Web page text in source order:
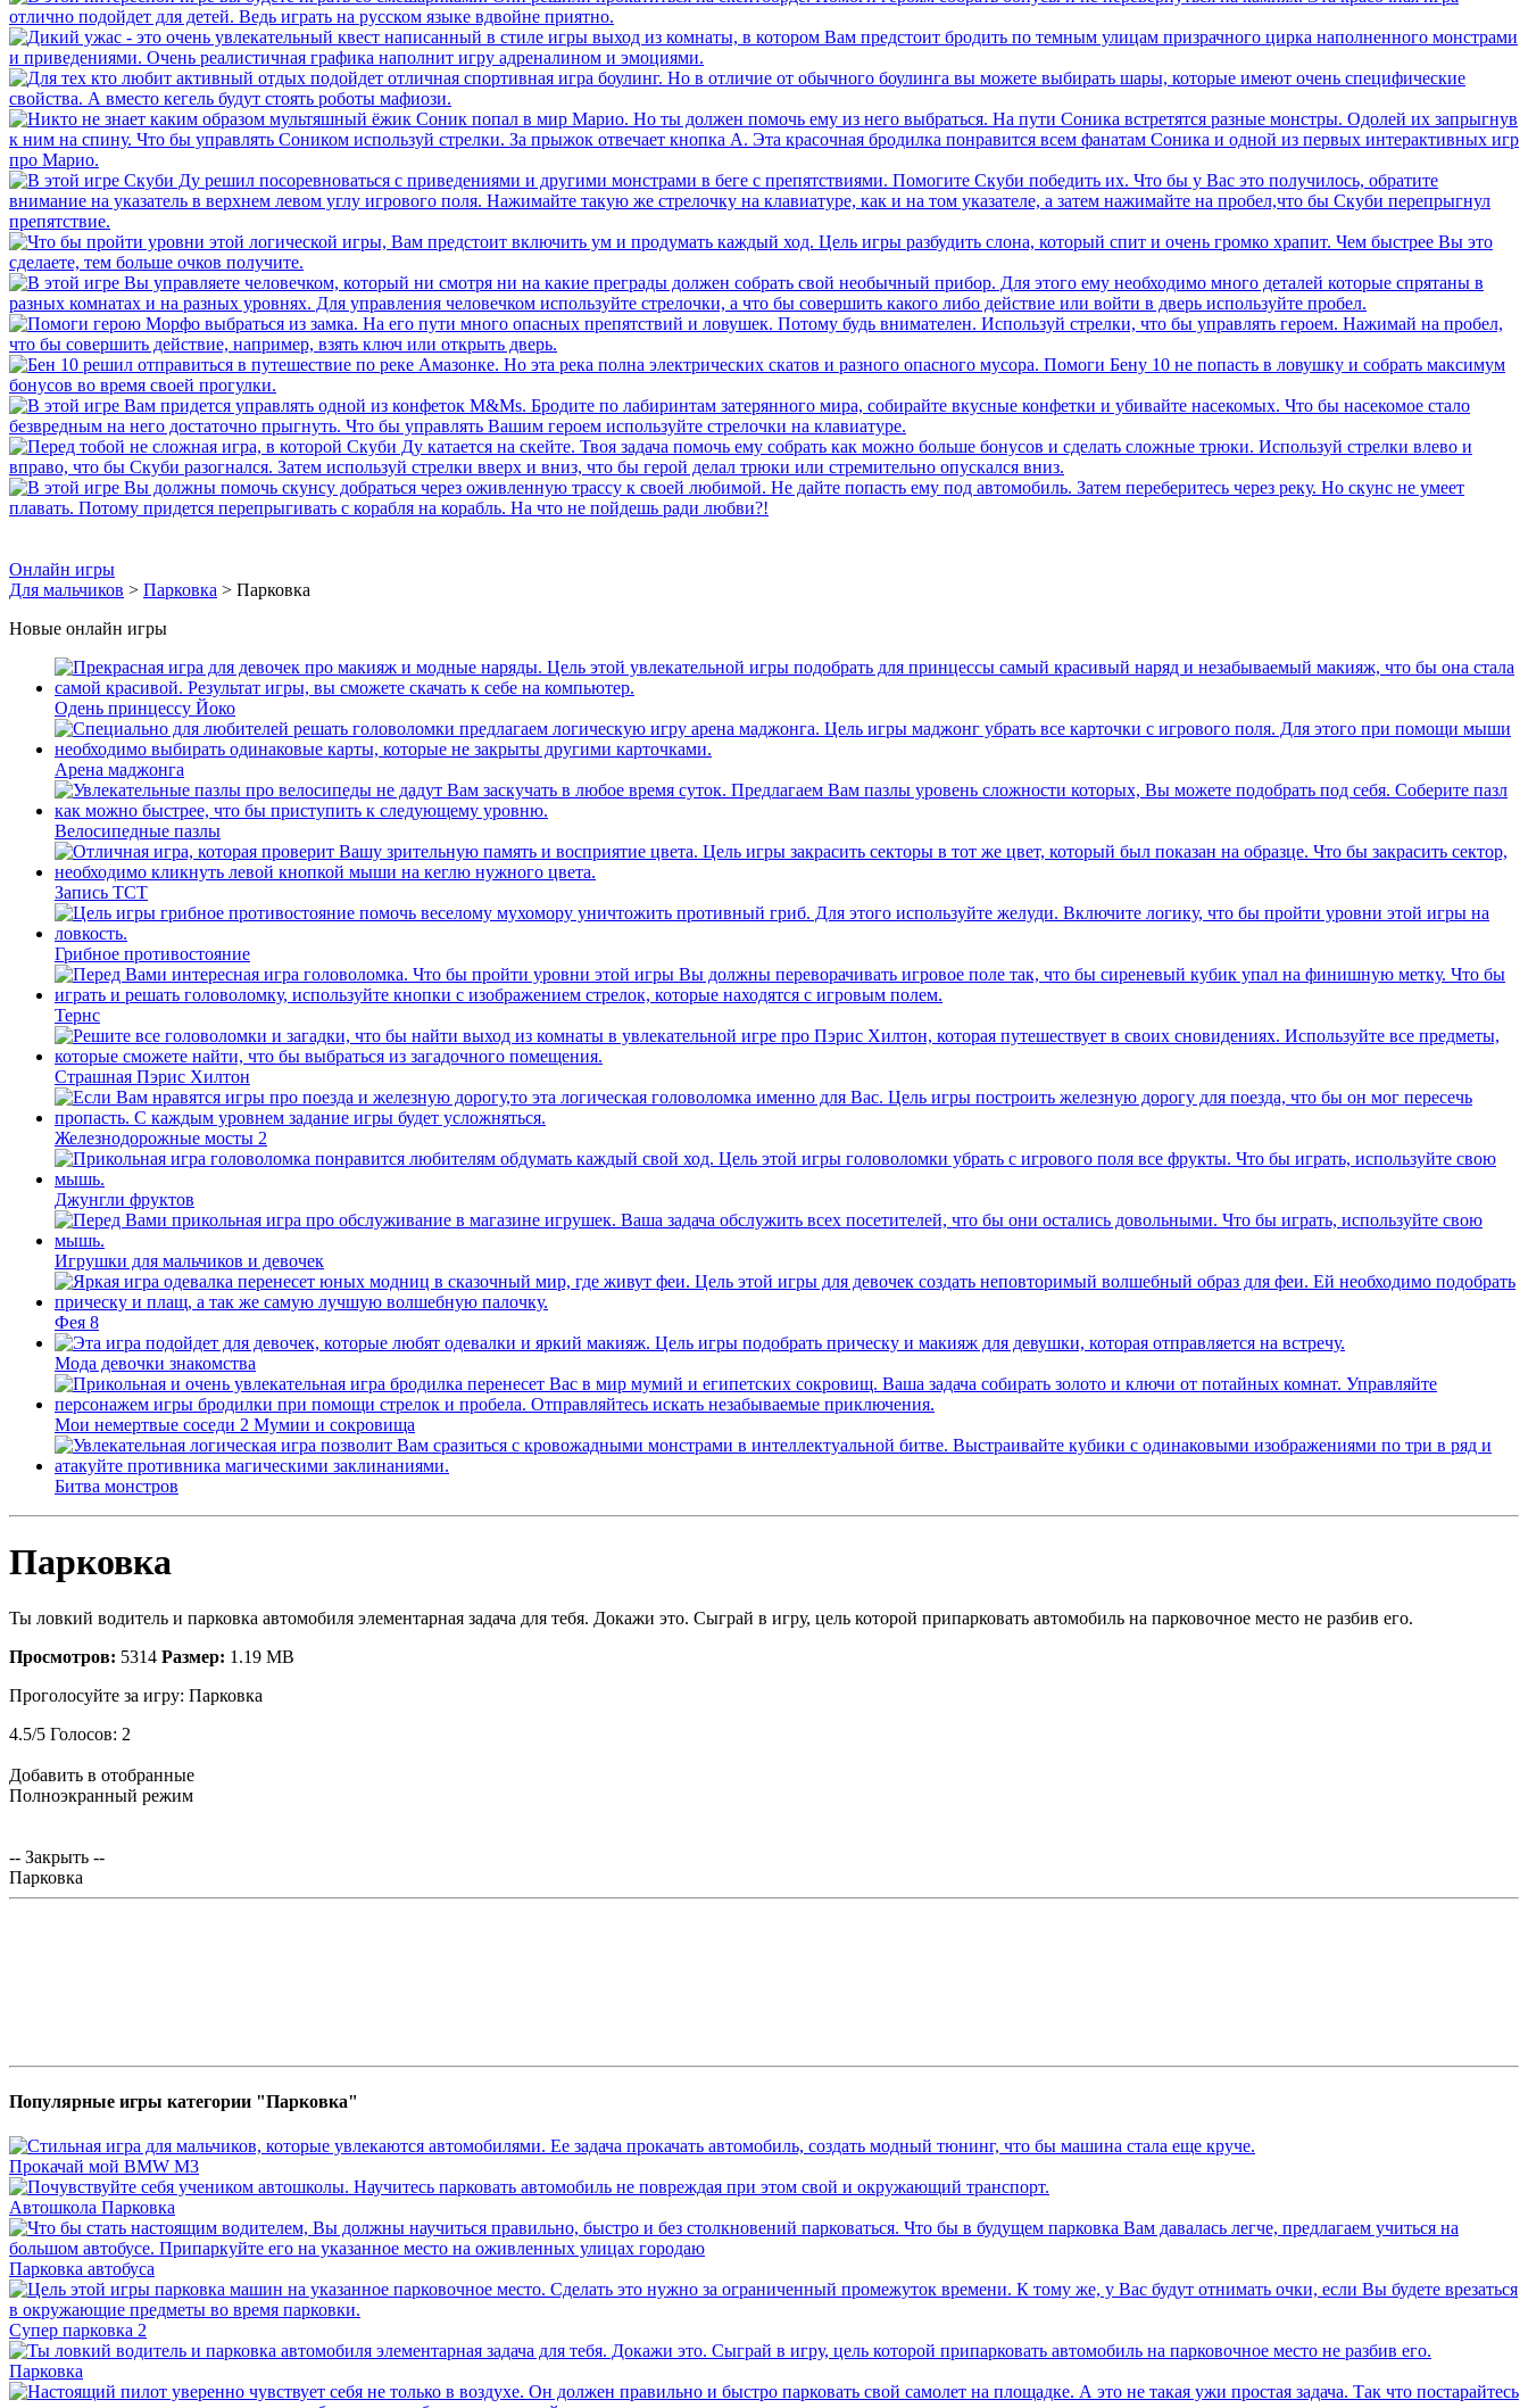
Онлайн игры
Для мальчиков > Парковка > Парковка
Новые онлайн игры
Одень принцессу Йоко
Арена маджонга
Велосипедные пазлы
Запись ТСТ
Грибное противостояние
Тернс
Страшная Пэрис Хилтон
Железнодорожные мосты 2
Джунгли фруктов
Игрушки для мальчиков и девочек
Фея 8
Мода девочки знакомства
Мои немертвые соседи 2 Мумии и сокровища
Битва монстров
Парковка
Ты ловкий водитель и парковка автомобиля элементарная задача для тебя. Докажи это. Сыграй в игру, цель которой припарковать автомобиль на парковочное место не разбив его.
Просмотров: 5314 Размер: 1.19 MB
Проголосуйте за игру: Парковка
4.5/5 Голосов: 2
Добавить в отобранные
Полноэкранный режим
-- Закрыть --
Парковка
Популярные игры категории "Парковка"
Прокачай мой BMW M3
Автошкола Парковка
Парковка автобуса
Супер парковка 2
Парковка